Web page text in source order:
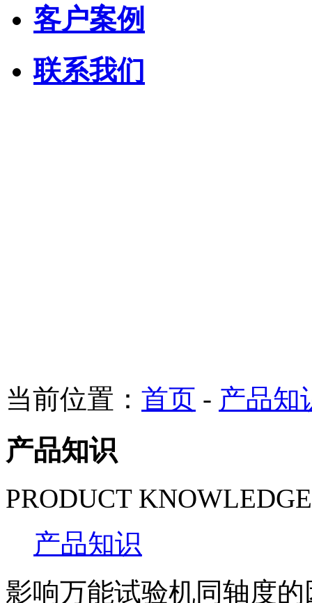
客户案例
联系我们
当前位置： 首页 - 产品知
产品知识
PRODUCT KNOWLEDGE
产品知识
影响万能试验机同轴度的